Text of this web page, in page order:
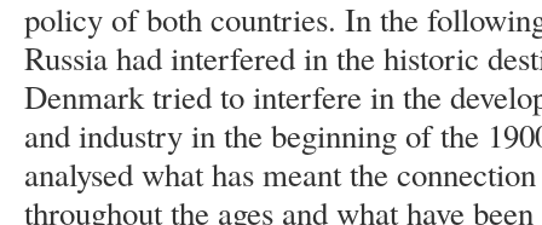
policy of both countries. In the
Russia had interfered in the historic
Denmark tried to interfere in the
and industry in the beginning of the
analysed what has meant the
throughout the ages and what have